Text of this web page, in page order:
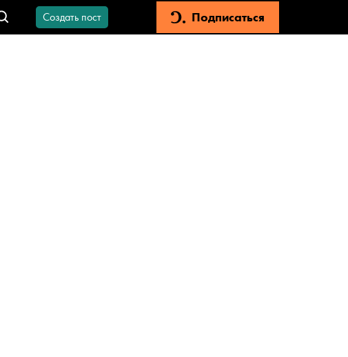
Создать пост Подписаться